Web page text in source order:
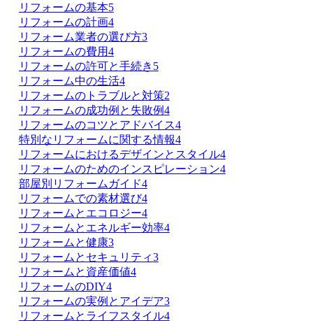
リフォームの基本5
リフォームの計画4
リフォーム業者の選び方3
リフォームの費用4
リフォームの許可と手続き 5
リフォーム中の生活4
リフォームのトラブルと対策2
リフォームの成功例と失敗例4
リフォームのコツとアドバイス4
特別なリフォームに関する情報4
リフォームにおけるデザインとスタイル4
リフォームのためのインスピレーション4
部屋別リフォームガイド4
リフォームでの素材選び4
リフォームとエコロジー4
リフォームとエネルギー効率4
リフォームと健康3
リフォームとセキュリティ3
リフォームと資産価値4
リフォームのDIY4
リフォームの実例とアイデア3
リフォームとライフスタイル4